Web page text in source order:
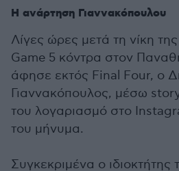
Η ανάρτηση Γιαννακόπουλου
Λίγες ώρες μετά τη νίκη
Game 5 κόντρα στον
άφησε εκτός Final Four, ο
Γιαννακόπουλος, μέσω
του λογαριασμό στο
του μήνυμα.
Συγκεκριμένα ο ιδιοκτήτης